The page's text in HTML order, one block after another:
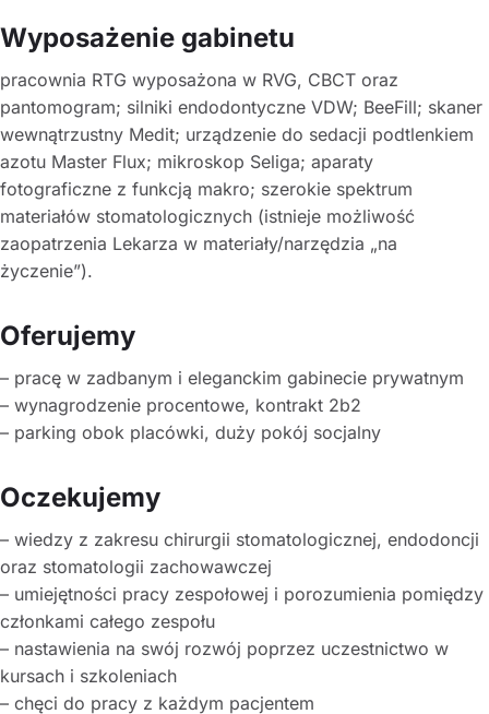
Wyposażenie gabinetu
pracownia RTG wyposażona w RVG, CBCT oraz
pantomogram; silniki endodontyczne VDW; BeeFill; skaner
wewnątrzustny Medit; urządzenie do sedacji podtlenkiem
azotu Master Flux; mikroskop Seliga; aparaty
fotograficzne z funkcją makro; szerokie spektrum
materiałów stomatologicznych (istnieje możliwość
zaopatrzenia Lekarza w materiały/narzędzia „na
życzenie”).
Oferujemy
– pracę w zadbanym i eleganckim gabinecie prywatnym
– wynagrodzenie procentowe, kontrakt 2b2
– parking obok placówki, duży pokój socjalny
Oczekujemy
– wiedzy z zakresu chirurgii stomatologicznej, endodoncji
oraz stomatologii zachowawczej
– umiejętności pracy zespołowej i porozumienia pomiędzy
członkami całego zespołu
– nastawienia na swój rozwój poprzez uczestnictwo w
kursach i szkoleniach
– chęci do pracy z każdym pacjentem